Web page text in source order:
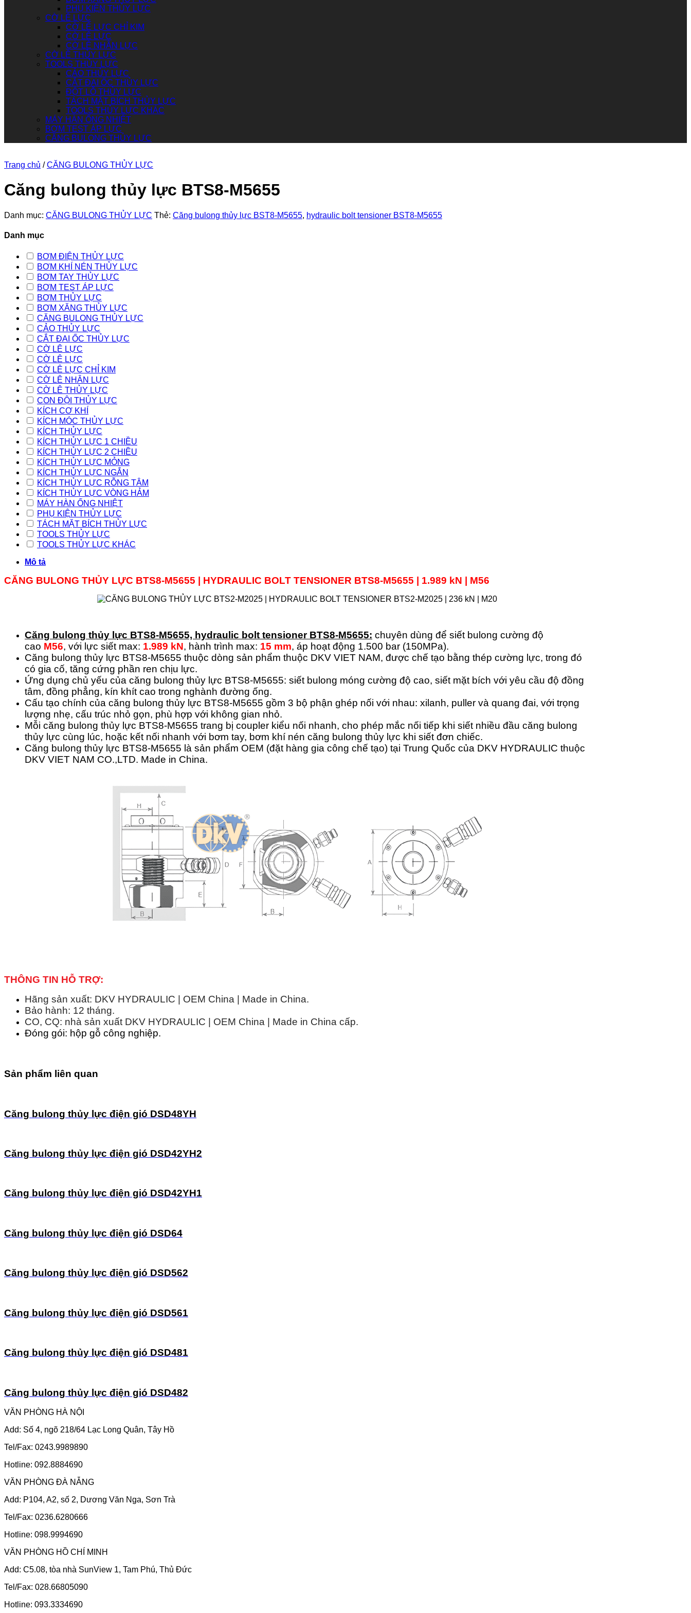
PHỤ KIỆN THỦY LỰC
CỜ LÊ LỰC
CỜ LÊ LỰC CHỈ KIM
CỜ LÊ LỰC
CỜ LÊ NHÂN LỰC
CỜ LÊ THỦY LỰC
TOOLS THỦY LỰC
CẢO THỦY LỰC
CẮT ĐAI ỐC THỦY LỰC
ĐỘT LỖ THỦY LỰC
TÁCH MẶT BÍCH THỦY LỰC
TOOLS THỦY LỰC KHÁC
MÁY HÀN ỐNG NHIỆT
BƠM TEST ÁP LỰC
CĂNG BULONG THỦY LỰC
Trang chủ / CĂNG BULONG THỦY LỰC
Căng bulong thủy lực BTS8-M5655
Danh mục: CĂNG BULONG THỦY LỰC Thẻ: Căng bulong thủy lực BST8-M5655, hydraulic bolt tensioner BST8-M5655
Danh mục
BƠM ĐIỆN THỦY LỰC
BƠM KHÍ NÉN THỦY LỰC
BƠM TAY THỦY LỰC
BƠM TEST ÁP LỰC
BƠM THỦY LỰC
BƠM XĂNG THỦY LỰC
CĂNG BULONG THỦY LỰC
CẢO THỦY LỰC
CẮT ĐAI ỐC THỦY LỰC
CỜ LÊ LỰC
CỜ LÊ LỰC
CỜ LÊ LỰC CHỈ KIM
CỜ LÊ NHÂN LỰC
CỜ LÊ THỦY LỰC
CON ĐỘI THỦY LỰC
KÍCH CƠ KHÍ
KÍCH MÓC THỦY LỰC
KÍCH THỦY LỰC
KÍCH THỦY LỰC 1 CHIỀU
KÍCH THỦY LỰC 2 CHIỀU
KÍCH THỦY LỰC MỎNG
KÍCH THỦY LỰC NGẮN
KÍCH THỦY LỰC RỖNG TÂM
KÍCH THỦY LỰC VÒNG HẢM
MÁY HÀN ỐNG NHIỆT
PHỤ KIỆN THỦY LỰC
TÁCH MẶT BÍCH THỦY LỰC
TOOLS THỦY LỰC
TOOLS THỦY LỰC KHÁC
Mô tả
CĂNG BULONG THỦY LỰC BTS8-M5655 | HYDRAULIC BOLT TENSIONER BTS8-M5655 | 1.989 kN | M56
Căng bulong thủy lực BTS8-M5655, hydraulic bolt tensioner BTS8-M5655: chuyên dùng để siết bulong cường độ
cao M56, với lực siết max: 1.989 kN, hành trình max: 15 mm, áp hoạt động 1.500 bar (150MPa).
Căng bulong thủy lực BTS8-M5655 thuộc dòng sản phẩm thuộc DKV VIET NAM, được chế tạo bằng thép cường lực, trong đó
có gia cố, tăng cứng phần ren chịu lực.
Ứng dụng chủ yếu của căng bulong thủy lực BTS8-M5655: siết bulong móng cường độ cao, siết mặt bích với yêu cầu độ đồng
tâm, đồng phẳng, kín khít cao trong nghành đường ống.
Cấu tạo chính của căng bulong thủy lực BTS8-M5655 gồm 3 bộ phận ghép nối với nhau: xilanh, puller và quang đai, với trọng
lượng nhẹ, cấu trúc nhỏ gọn, phù hợp với không gian nhỏ.
Mỗi căng bulong thủy lực BTS8-M5655 trang bị coupler kiểu nối nhanh, cho phép mắc nối tiếp khi siết nhiều đầu căng bulong
thủy lực cùng lúc, hoặc kết nối nhanh với bơm tay, bơm khí nén căng bulong thủy lực khi siết đơn chiếc.
Căng bulong thủy lực BTS8-M5655 là sản phẩm OEM (đặt hàng gia công chế tạo) tại Trung Quốc của DKV HYDRAULIC thuộc
DKV VIET NAM CO.,LTD. Made in China.
THÔNG TIN HỖ TRỢ:
Hãng sản xuất: DKV HYDRAULIC | OEM China | Made in China.
Bảo hành: 12 tháng.
CO, CQ: nhà sản xuất DKV HYDRAULIC | OEM China | Made in China cấp.
Đóng gói: hộp gỗ công nghiệp.
Sản phẩm liên quan
Căng bulong thủy lực điện gió DSD48YH
Căng bulong thủy lực điện gió DSD42YH2
Căng bulong thủy lực điện gió DSD42YH1
Căng bulong thủy lực điện gió DSD64
Căng bulong thủy lực điện gió DSD562
Căng bulong thủy lực điện gió DSD561
Căng bulong thủy lực điện gió DSD481
Căng bulong thủy lực điện gió DSD482
VĂN PHÒNG HÀ NỘI
Add: Số 4, ngõ 218/64 Lạc Long Quân, Tây Hồ
Tel/Fax: 0243.9989890
Hotline: 092.8884690
VĂN PHÒNG ĐÀ NẴNG
Add: P104, A2, số 2, Dương Văn Nga, Sơn Trà
Tel/Fax: 0236.6280666
Hotline: 098.9994690
VĂN PHÒNG HỒ CHÍ MINH
Add: C5.08, tòa nhà SunView 1, Tam Phú, Thủ Đức
Tel/Fax: 028.66805090
Hotline: 093.3334690